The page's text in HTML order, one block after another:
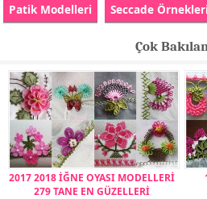
Patik Modelleri Seccade Örnekleri
Çok
2017 2018 İĞNE OYASI MODELLERİ
279 TANE EN GÜZELLERİ